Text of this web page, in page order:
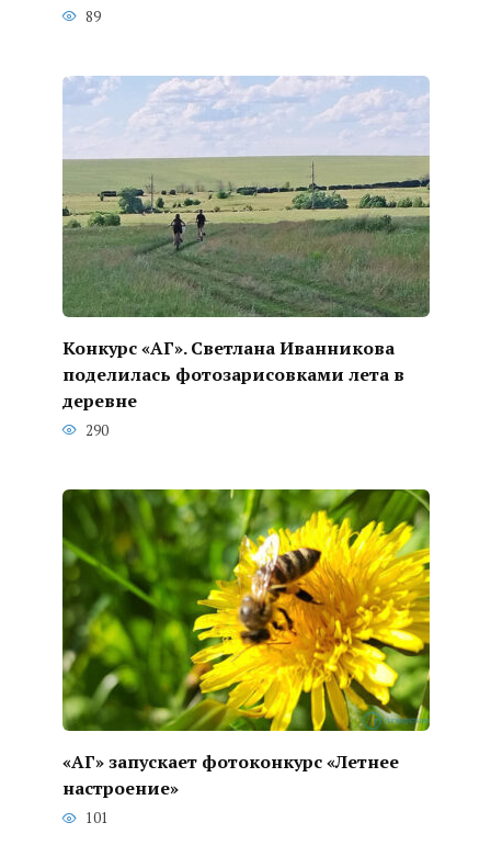
89
Конкурс «АГ». Светлана Иванникова
поделилась фотозарисовками лета в
деревне
290
«АГ» запускает фотоконкурс «Летнее
настроение»
101